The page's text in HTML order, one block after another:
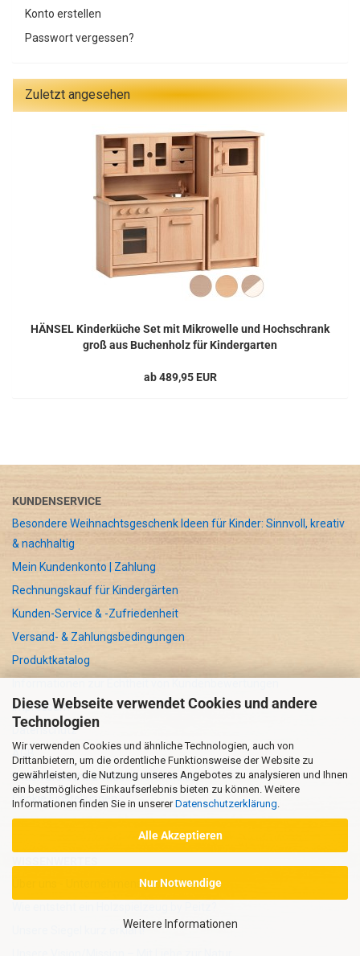
Diese Webseite verwendet Cookies und andere
Technologien
Wir verwenden Cookies und ähnliche Technologien, auch von
Drittanbietern, um die ordentliche Funktionsweise der Website zu
gewährleisten, die Nutzung unseres Angebotes zu analysieren und Ihnen
ein bestmögliches Einkaufserlebnis bieten zu können. Weitere
Informationen finden Sie in unsererDatenschutzerklärung
Alle Akzeptieren
Nur Notwendige
Weitere Informationen
Konto erstellen
Passwort vergessen?
Zuletzt angesehen
HÄNSEL Kinderküche Set mit Mikrowelle und Hochschrank
groß aus Buchenholz für Kindergarten
ab 489,95 EUR
KUNDENSERVICE
Besondere Weihnachtsgeschenk Ideen für Kinder: Sinnvoll, kreativ
& nachhaltig
Mein Kundenkonto | Zahlung
Rechnungskauf für Kindergärten
Kunden-Service & -Zufriedenheit
Versand- & Zahlungsbedingungen
Produktkatalog
Impressum
Datenschutz
AGB
Widerrufsrecht & Widerrufsformular
Cookie Einstellungen
Über uns - Unternehmensgeschichte
Unsere Siegel kurz erklärt!